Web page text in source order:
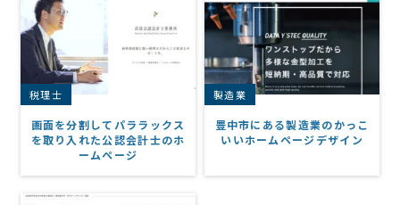
税理士
画面を分割してパララックス
を取り入れた公認会計士のホ
ームページ
製造業
豊中市にある製造業のかっこ
いいホームページデザイン